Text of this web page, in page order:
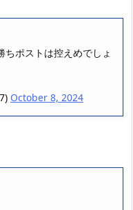
ポストは控えめでしょ
October 8, 2024